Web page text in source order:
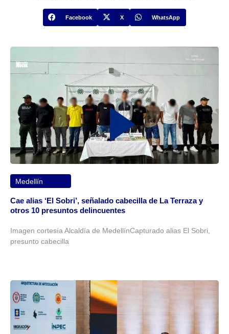
Facebook X WhatsApp
Medellín
Cae alias ‘El Sobri’, señalado cabecilla de La Terraza y
otros 10 presuntos delincuentes
Imagen cortesía Alcaldía de MedellínCapturado alias El Sobri,
presunto cabecilla